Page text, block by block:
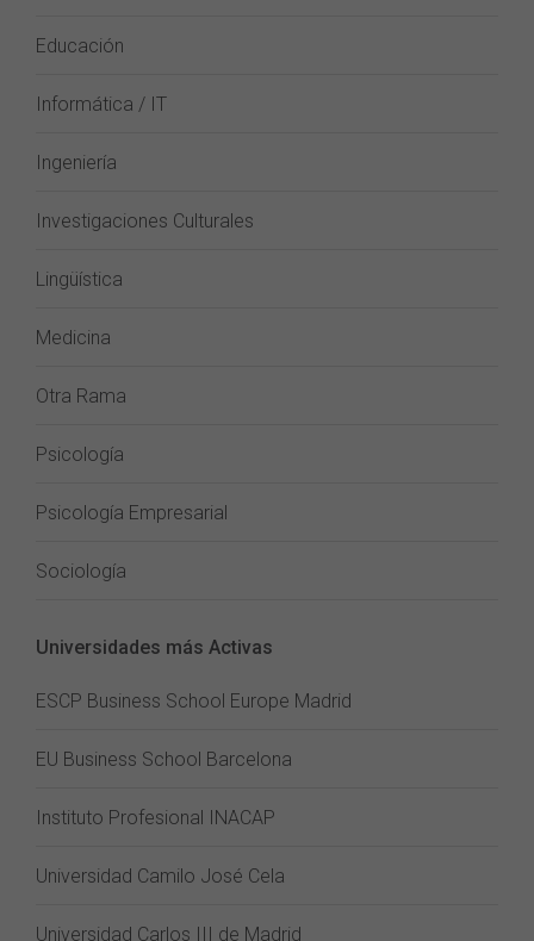
Educación
Informática / IT
Ingeniería
Investigaciones Culturales
Lingüística
Medicina
Otra Rama
Psicología
Psicología Empresarial
Sociología
Universidades más Activas
ESCP Business School Europe Madrid
EU Business School Barcelona
Instituto Profesional INACAP
Universidad Camilo José Cela
Universidad Carlos III de Madrid